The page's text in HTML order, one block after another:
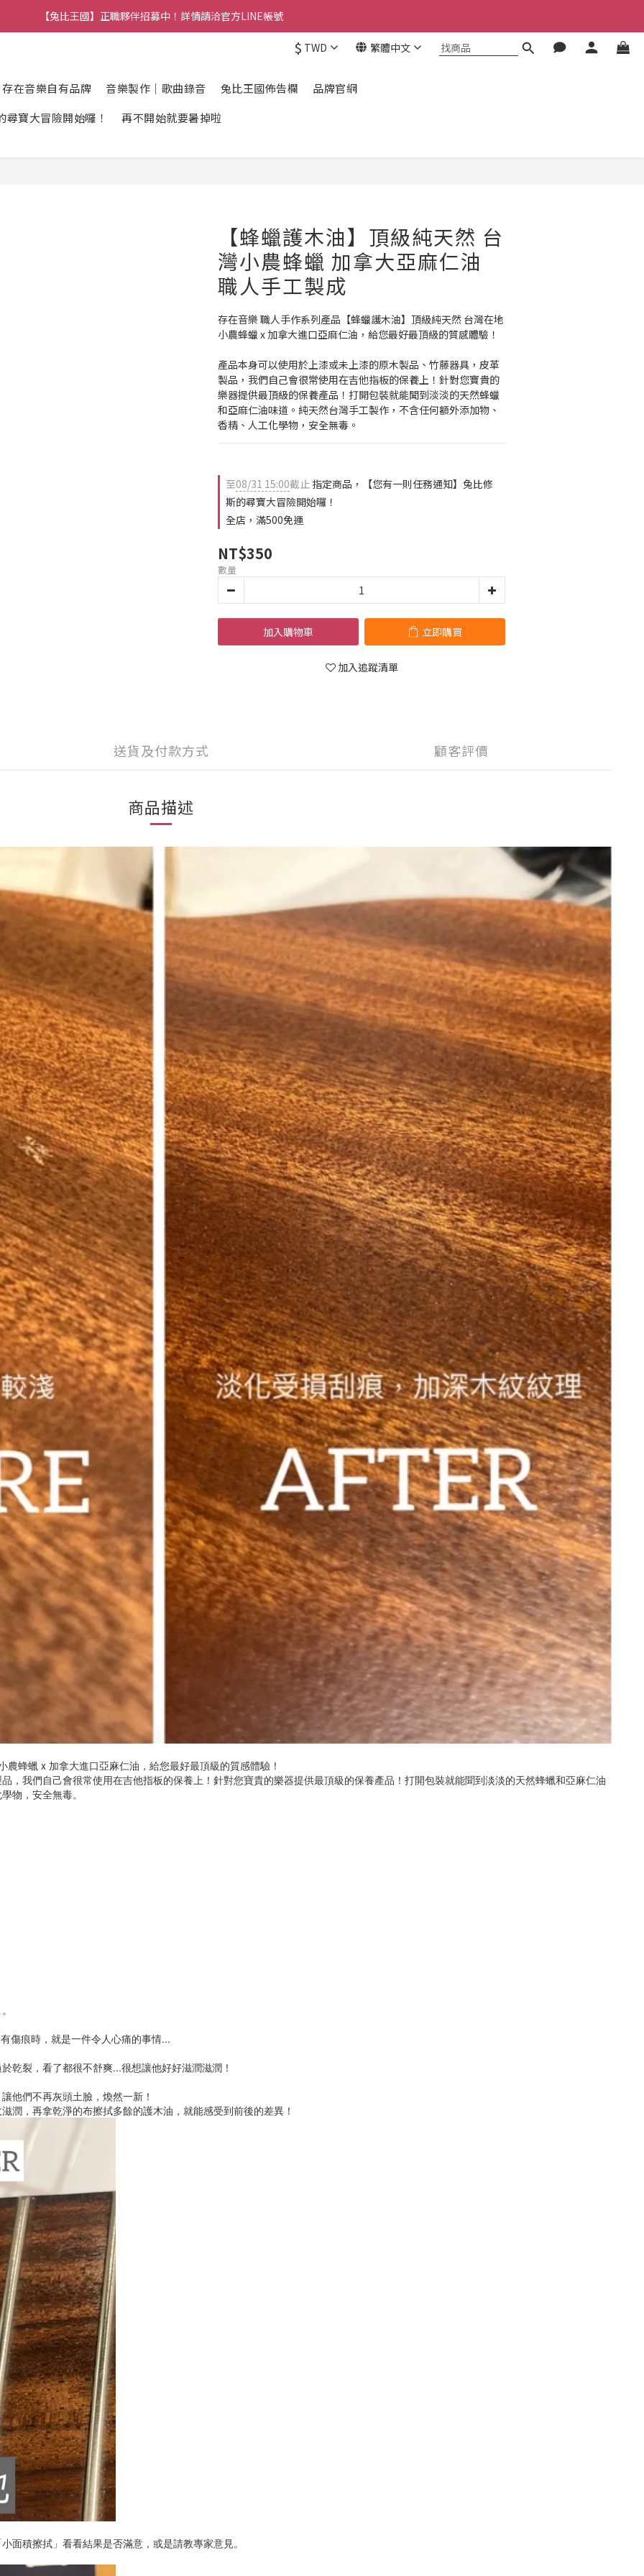
兔比王國公告】新加入的冒險者，註冊會員即可立馬享有300元購物金！
兔比王國公告】新加入的冒險者，註冊會員即可立馬享有300元購物金！
兔比王國公告】新加入的冒險者，註冊會員即可立馬享有300元購物金！
$ TWD 繁體中文
在音樂自有品牌 音樂製作｜歌曲錄音 兔比王國佈告欄
品牌官網
寶大冒險開始囉！
再不開始就要暑掉啦
【蜂蠟護木油】頂級純天然 台
灣小農蜂蠟 加拿大亞麻仁油
職人手工製成
存在音樂 職人手作系列產品【蜂蠟護木油】頂級純天然 台灣在地
小農蜂蠟 x 加拿大進口亞麻仁油，給您最好最頂級的質感體驗！
產品本身可以使用於上漆或未上漆的原木製品、竹藤器具，皮革
製品，我們自己會很常使用在吉他指板的保養上！針對您寶貴的
樂器提供最頂級的保養產品！打開包裝就能聞到淡淡的天然蜂蠟
和亞麻仁油味道。純天然台灣手工製作，不含任何額外添加物、
香精、人工化學物，安全無毒。
至08/31 15:00截止 指定商品，【您有一則任務通知】兔比修
斯的尋寶大冒險開始囉！
全店，滿500免運
NT$350
數量
加入購物車 立即購買
加入追蹤清單
送貨及付款方式 顧客評價
商品描述
蜂蠟 x 加拿大進口亞麻仁油，給您最好最頂級的質感體驗！
，我們自己會很常使用在吉他指板的保養上！針對您寶貴的樂器提供最頂級的保養產品！打開包裝就能聞到淡淡的天然蜂蠟和亞麻仁油
物，安全無毒。
傷痕時，就是一件令人心痛的事情...
乾裂，看了都很不舒爽...很想讓他好好滋潤滋潤！
他們不再灰頭土臉，煥然一新！
潤，再拿乾淨的布擦拭多餘的護木油，就能感受到前後的差異！
面積擦拭」看看結果是否滿意，或是請教專家意見。